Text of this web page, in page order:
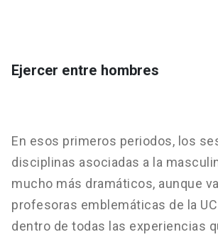
Ejercer entre hombres
En esos primeros periodos, los
disciplinas asociadas a la
mucho más dramáticos, aunque
profesoras emblemáticas de la
dentro de todas las experiencias